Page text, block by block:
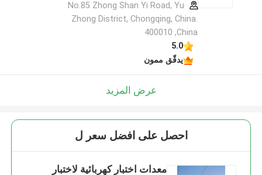
No.85 Zhong Shan Yi Road, Yu
Zhong District, Chongqing, China.
400010 ,China
5.0
يدقّق ممون
عرض المزيد
احصل على افضل سعر ل
معدات اختبار كهربائية لاختبار